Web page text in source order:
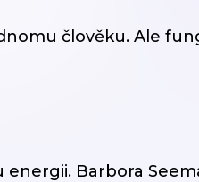
člověku. Ale
Barbora